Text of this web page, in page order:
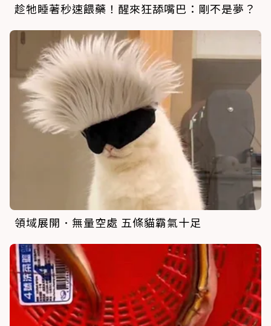
趁牠睡著秒速餵藥！醒來狂舔嘴巴：剛不是夢？
領域展開．無量空處 五條貓霸氣十足